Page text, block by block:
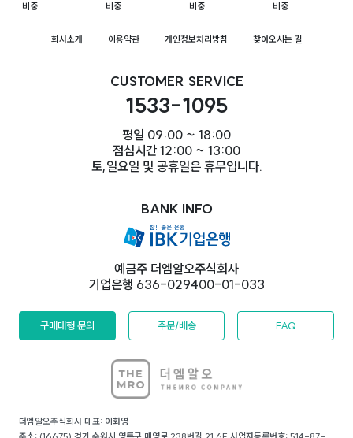
비중
비중
비중
비중
회사소개 이용약관 개인정보처리방침 찾아오시는 길
더엠알오주식회사 대표: 이화영
CUSTOMER SERVICE
1533-1095
평일 09:00 ~ 18:00
점심시간 12:00 ~ 13:00
토,일요일 및 공휴일은 휴무입니다.
BANK INFO
예금주 더엠알오주식회사
기업은행 636-029400-01-033
구매대행 문의 주문/배송 FAQ